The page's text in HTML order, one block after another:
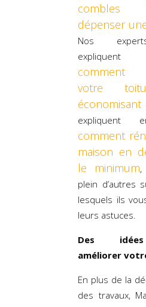
dépenser
Nos
comment
votre
économisant
expliquent
comment
maison en
le minimum,
plein d’autres
lesquels ils
leurs astuces.
Des
améliorer
En plus de la
des travaux,